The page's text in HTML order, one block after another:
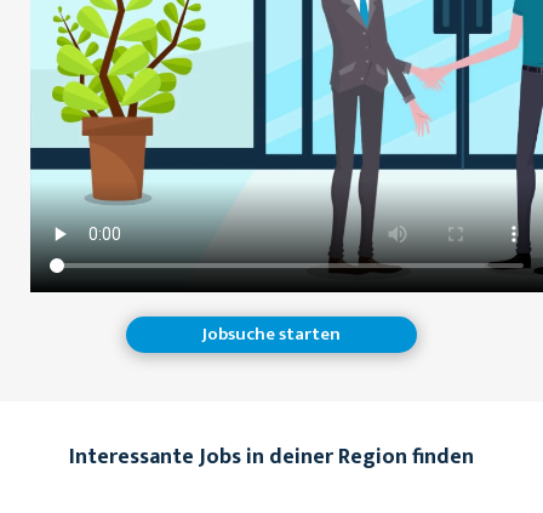
Jobsuche starten
Interessante Jobs in deiner Region finden